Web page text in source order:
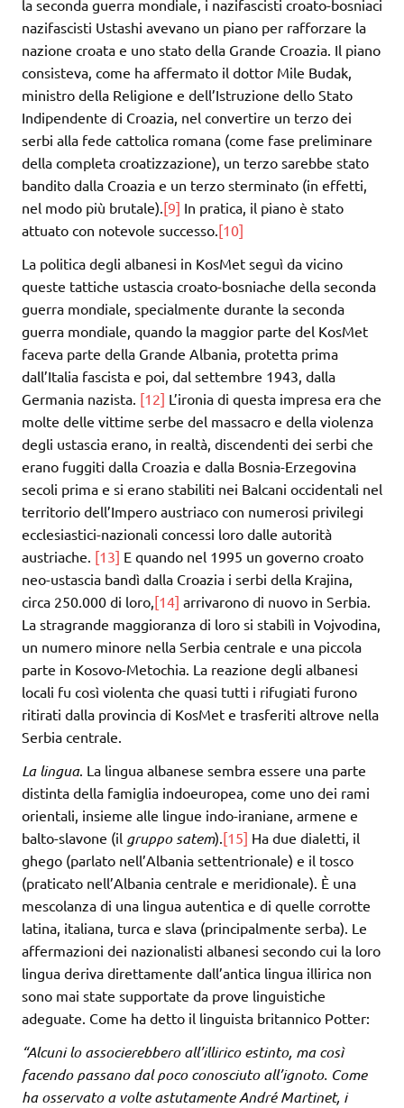
la seconda guerra mondiale, i nazifascisti croato-bosniaci
nazifascisti Ustashi avevano un piano per rafforzare la
nazione croata e uno stato della Grande Croazia. Il piano
consisteva, come ha affermato il dottor Mile Budak,
ministro della Religione e dell’Istruzione dello Stato
Indipendente di Croazia, nel convertire un terzo dei
serbi alla fede cattolica romana (come fase preliminare
della completa croatizzazione), un terzo sarebbe stato
bandito dalla Croazia e un terzo sterminato (in effetti,
nel modo più brutale).[9] In pratica, il piano è stato
attuato con notevole successo.[10]
La politica degli albanesi in KosMet seguì da vicino
queste tattiche ustascia croato-bosniache della seconda
guerra mondiale, specialmente durante la seconda
guerra mondiale, quando la maggior parte del KosMet
faceva parte della Grande Albania, protetta prima
dall’Italia fascista e poi, dal settembre 1943, dalla
Germania nazista. [12] L’ironia di questa impresa era che
molte delle vittime serbe del massacro e della violenza
degli ustascia erano, in realtà, discendenti dei serbi che
erano fuggiti dalla Croazia e dalla Bosnia-Erzegovina
secoli prima e si erano stabiliti nei Balcani occidentali nel
territorio dell’Impero austriaco con numerosi privilegi
ecclesiastici-nazionali concessi loro dalle autorità
austriache. [13] E quando nel 1995 un governo croato
neo-ustascia bandì dalla Croazia i serbi della Krajina,
circa 250.000 di loro,[14] arrivarono di nuovo in Serbia.
La stragrande maggioranza di loro si stabilì in Vojvodina,
un numero minore nella Serbia centrale e una piccola
parte in Kosovo-Metochia. La reazione degli albanesi
locali fu così violenta che quasi tutti i rifugiati furono
ritirati dalla provincia di KosMet e trasferiti altrove nella
Serbia centrale.
La lingua. La lingua albanese sembra essere una parte
distinta della famiglia indoeuropea, come uno dei rami
orientali, insieme alle lingue indo-iraniane, armene e
balto-slavone (il gruppo satem).[15] Ha due dialetti, il
ghego (parlato nell’Albania settentrionale) e il tosco
(praticato nell’Albania centrale e meridionale). È una
mescolanza di una lingua autentica e di quelle corrotte
latina, italiana, turca e slava (principalmente serba). Le
affermazioni dei nazionalisti albanesi secondo cui la loro
lingua deriva direttamente dall’antica lingua illirica non
sono mai state supportate da prove linguistiche
adeguate. Come ha detto il linguista britannico Potter:
“Alcuni lo associerebbero all’illirico estinto, ma così
facendo passano dal poco conosciuto all’ignoto. Come
ha osservato a volte astutamente André Martinet, i